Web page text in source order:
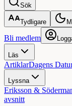
Sök
Tydligare
Bli medlem
Läs
ArtiklarDagens
Lyssna
Eriksson &
avsnitt